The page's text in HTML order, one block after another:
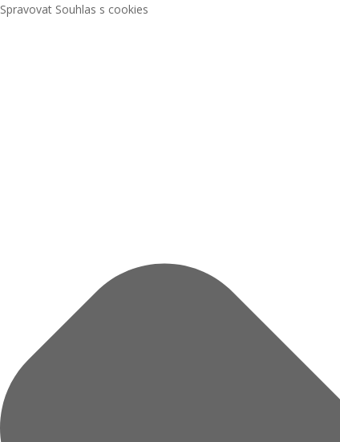
Spravovat Souhlas s cookies